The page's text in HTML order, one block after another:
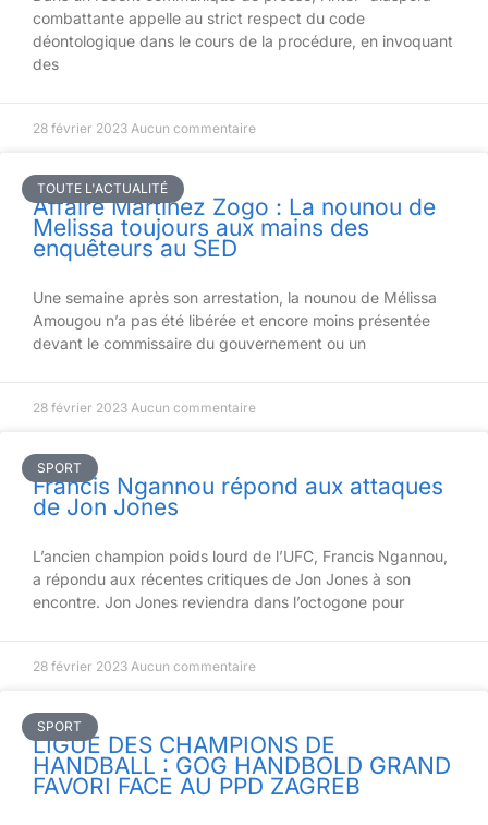
combattante appelle au strict respect du code
déontologique dans le cours de la procédure, en invoquant
des
28 février 2023 Aucun commentaire
TOUTE L'ACTUALITÉ
Affaire Martinez Zogo : La nounou de
Melissa toujours aux mains des
enquêteurs au SED
Une semaine après son arrestation, la nounou de Mélissa
Amougou n’a pas été libérée et encore moins présentée
devant le commissaire du gouvernement ou un
28 février 2023 Aucun commentaire
SPORT
Francis Ngannou répond aux attaques
de Jon Jones
L’ancien champion poids lourd de l’UFC, Francis Ngannou,
a répondu aux récentes critiques de Jon Jones à son
encontre. Jon Jones reviendra dans l’octogone pour
28 février 2023 Aucun commentaire
SPORT
LIGUE DES CHAMPIONS DE
HANDBALL : GOG HANDBOLD GRAND
FAVORI FACE AU PPD ZAGREB